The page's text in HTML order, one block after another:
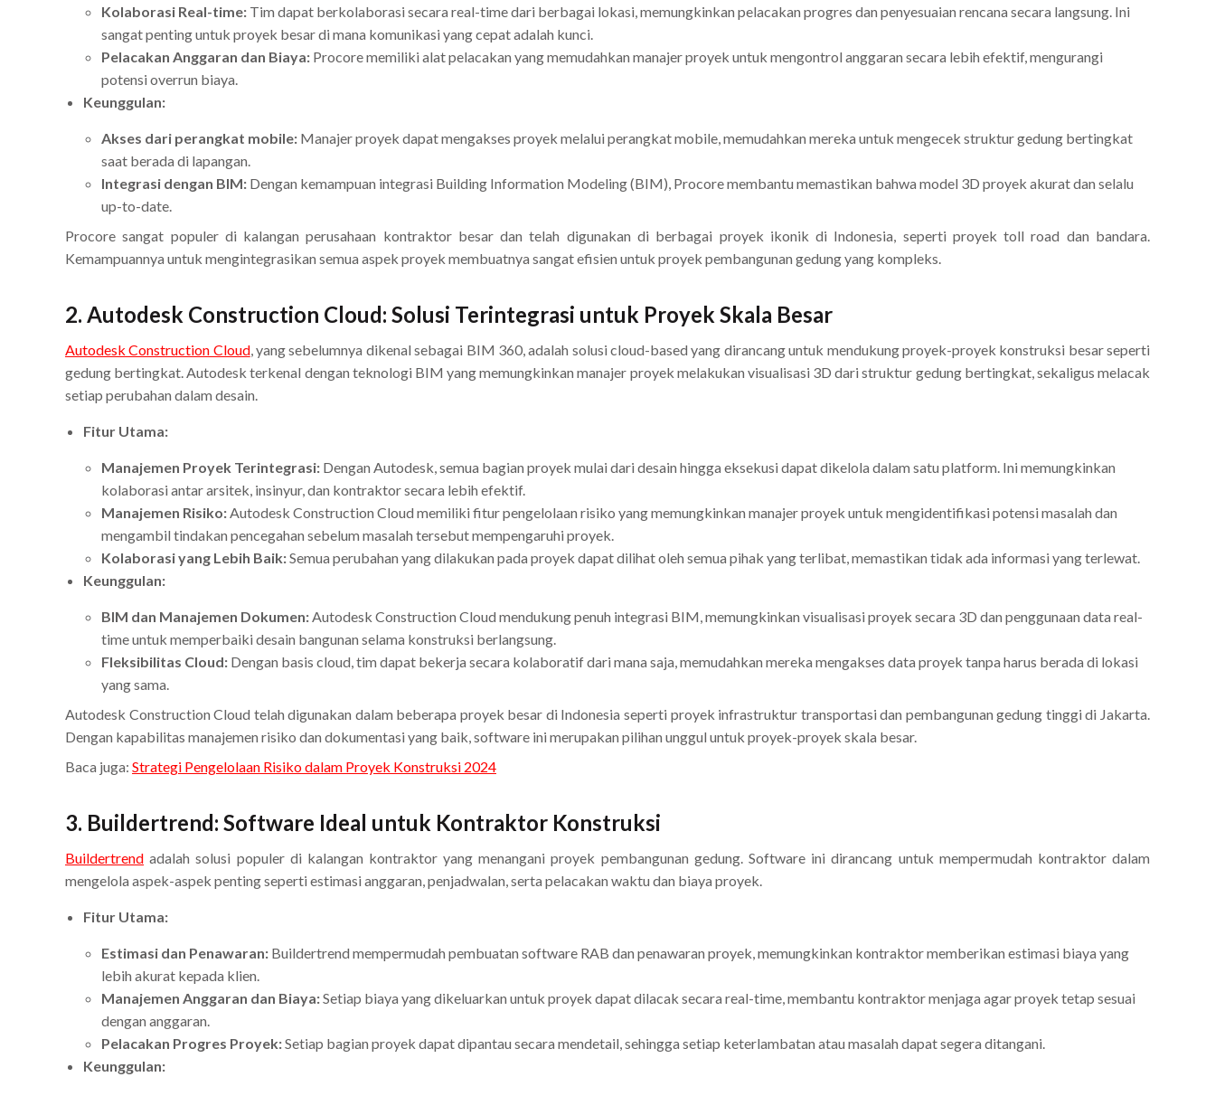
Kolaborasi Real-time: Tim dapat berkolaborasi secara real-time dari berbagai lokasi, memungkinkan pelacakan progres dan penyesuaian rencana secara langsung. Ini
sangat penting untuk proyek besar di mana komunikasi yang cepat adalah kunci.
Pelacakan Anggaran dan Biaya: Procore memiliki alat pelacakan yang memudahkan manajer proyek untuk mengontrol anggaran secara lebih efektif, mengurangi
potensi overrun biaya.
Keunggulan:
Akses dari perangkat mobile: Manajer proyek dapat mengakses proyek melalui perangkat mobile, memudahkan mereka untuk mengecek struktur gedung bertingkat
saat berada di lapangan.
Integrasi dengan BIM: Dengan kemampuan integrasi Building Information Modeling (BIM), Procore membantu memastikan bahwa model 3D proyek akurat dan selalu
up-to-date.
Procore sangat populer di kalangan perusahaan kontraktor besar dan telah digunakan di berbagai proyek ikonik di Indonesia, seperti proyek toll road dan bandara.
Kemampuannya untuk mengintegrasikan semua aspek proyek membuatnya sangat efisien untuk proyek pembangunan gedung yang kompleks.
2. Autodesk Construction Cloud: Solusi Terintegrasi untuk Proyek Skala Besar
Autodesk Construction Cloud, yang sebelumnya dikenal sebagai BIM 360, adalah solusi cloud-based yang dirancang untuk mendukung proyek-proyek konstruksi besar seperti
gedung bertingkat. Autodesk terkenal dengan teknologi BIM yang memungkinkan manajer proyek melakukan visualisasi 3D dari struktur gedung bertingkat, sekaligus melacak
setiap perubahan dalam desain.
Fitur Utama:
Manajemen Proyek Terintegrasi: Dengan Autodesk, semua bagian proyek mulai dari desain hingga eksekusi dapat dikelola dalam satu platform. Ini memungkinkan
kolaborasi antar arsitek, insinyur, dan kontraktor secara lebih efektif.
Manajemen Risiko:Autodesk Construction Cloud memiliki fitur pengelolaan risiko yang memungkinkan manajer proyek untuk mengidentifikasi potensi masalah dan
mengambil tindakan pencegahan sebelum masalah tersebut mempengaruhi proyek.
Kolaborasi yang Lebih Baik:Semua perubahan yang dilakukan pada proyek dapat dilihat oleh semua pihak yang terlibat, memastikan tidak ada informasi yang terlewat.
Keunggulan:
BIM dan Manajemen Dokumen:Autodesk Construction Cloud mendukung penuh integrasi BIM, memungkinkan visualisasi proyek secara 3D dan penggunaan data real-
time untuk memperbaiki desain bangunan selama konstruksi berlangsung.
Fleksibilitas Cloud: Dengan basis cloud, tim dapat bekerja secara kolaboratif dari mana saja, memudahkan mereka mengakses data proyek tanpa harus berada di lokasi
yang sama.
Autodesk Construction Cloud telah digunakan dalam beberapa proyek besar di Indonesia seperti proyek infrastruktur transportasi dan pembangunan gedung tinggi di Jakarta.
Dengan kapabilitas manajemen risiko dan dokumentasi yang baik, software ini merupakan pilihan unggul untuk proyek-proyek skala besar.
Baca juga: Strategi Pengelolaan Risiko dalam Proyek Konstruksi 2024
3. Buildertrend: Software Ideal untuk Kontraktor Konstruksi
Buildertrend adalah solusi populer di kalangan kontraktor yang menangani proyek pembangunan gedung. Software ini dirancang untuk mempermudah kontraktor dalam
mengelola aspek-aspek penting seperti estimasi anggaran, penjadwalan, serta pelacakan waktu dan biaya proyek.
Fitur Utama:
Estimasi dan Penawaran: Buildertrend mempermudah pembuatan software RAB dan penawaran proyek, memungkinkan kontraktor memberikan estimasi biaya yang
lebih akurat kepada klien.
Manajemen Anggaran dan Biaya:Setiap biaya yang dikeluarkan untuk proyek dapat dilacak secara real-time, membantu kontraktor menjaga agar proyek tetap sesuai
dengan anggaran.
Pelacakan Progres Proyek:Setiap bagian proyek dapat dipantau secara mendetail, sehingga setiap keterlambatan atau masalah dapat segera ditangani.
Keunggulan: